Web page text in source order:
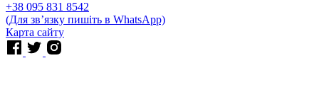
⁨+38 095 831 8542⁩
(Для звʼязку пишіть в WhatsApp)
Карта сайту